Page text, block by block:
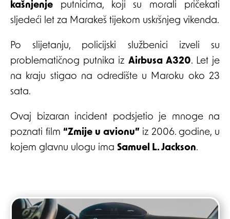
kašnjenje putnicima, koji su morali pričekati
sljedeći let za Marakeš tijekom uskršnjeg vikenda.
Po slijetanju, policijski službenici izveli su
problematičnog putnika iz Airbusa A320. Let je
na kraju stigao na odredište u Maroku oko 23
sata.
Ovaj bizaran incident podsjetio je mnoge na
poznati film“Zmije u avionu” iz 2006. godine, u
kojem glavnu ulogu ima Samuel L. Jackson.
Post
navigation